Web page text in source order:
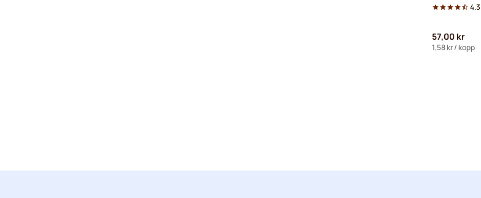
4.3
57,00 kr
1,58 kr/ kopp